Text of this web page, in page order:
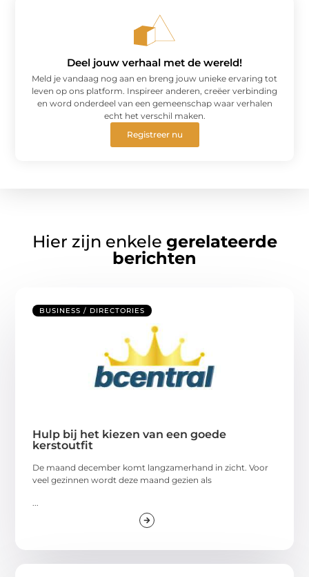
Deel jouw verhaal met de wereld!
Meld je vandaag nog aan en breng jouw unieke ervaring tot
leven op ons platform. Inspireer anderen, creëer verbinding
en word onderdeel van een gemeenschap waar verhalen
echt het verschil maken.
Registreer nu
Hier zijn enkele gerelateerde
berichten
BUSINESS / DIRECTORIES
Hulp bij het kiezen van een goede
kerstoutfit
De maand december komt langzamerhand in zicht. Voor
veel gezinnen wordt deze maand gezien als